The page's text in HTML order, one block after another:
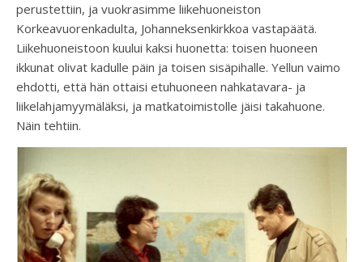
perustettiin, ja vuokrasimme liikehuoneiston
Korkeavuorenkadulta, Johanneksenkirkkoa vastapäätä.
Liikehuoneistoon kuului kaksi huonetta: toisen huoneen
ikkunat olivat kadulle päin ja toisen sisäpihalle. Yellun vaimo
ehdotti, että hän ottaisi etuhuoneen nahkatavara- ja
liikelahjamyymäläksi, ja matkatoimistolle jäisi takahuone.
Näin tehtiin.